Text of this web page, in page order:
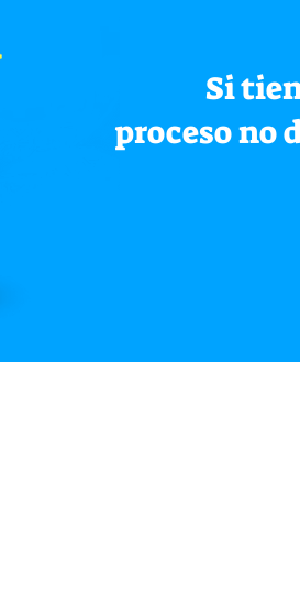
Si
proceso no